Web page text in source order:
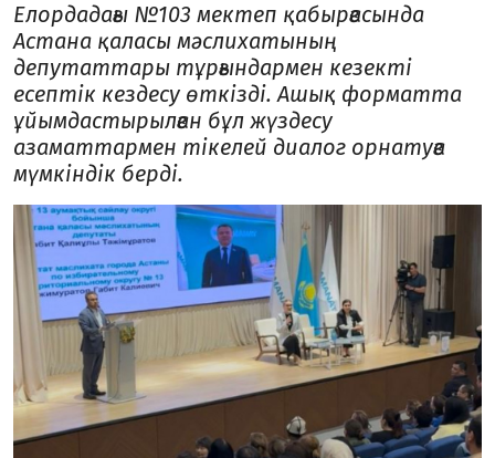
Елордадағы №103 мектеп қабырғасында
Астана қаласы мәслихатының
депутаттары тұрғындармен кезекті
есептік кездесу өткізді. Ашық форматта
ұйымдастырылған бұл жүздесу
азаматтармен тікелей диалог орнатуға
мүмкіндік берді.